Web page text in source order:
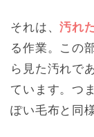
それは、汚れ
る作業。この
ら見た汚れで
ています。つ
ぽい毛布と同